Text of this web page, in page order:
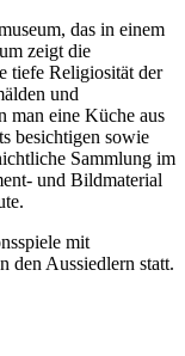
das in einem
zeigt die
tiefe Religiosität der
und
man eine Küche aus
besichtigen sowie
Sammlung im
und Bildmaterial
mit
den Aussiedlern statt.